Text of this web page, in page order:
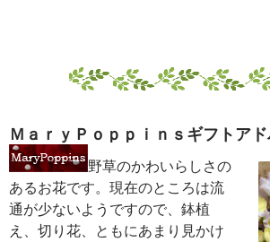
ＭａｒｙＰｏｐｐｉｎｓギフトア
野草のかわいらしさの
あるお花です。現在のところは流
通が少ないようですので、鉢植
え、切り花、ともにあまり見かけ